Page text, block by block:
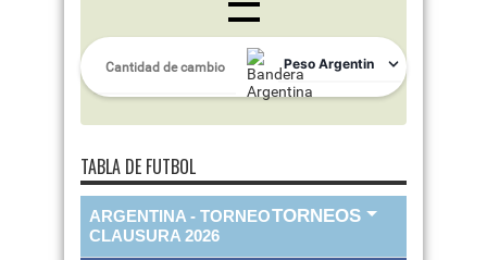
TABLA DE FUTBOL